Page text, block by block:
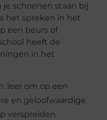
je schoenen staan bij
het spreken in het
een beurs of
heeft de
in het
leer om op een
en geloofwaardige
verspreiden